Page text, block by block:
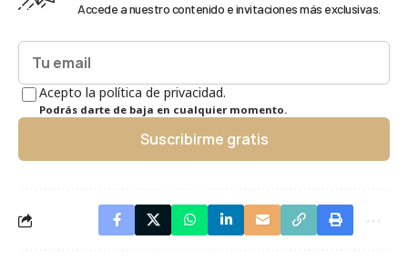
Accede a nuestro contenido e invitaciones más exclusivas.
Acepto la política de privacidad.
Podrás darte de baja en cualquier momento.
Suscribirme gratis